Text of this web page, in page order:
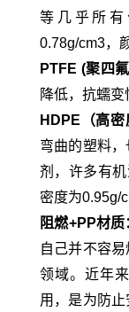
等几乎所
0.78g/cm3，
PTFE (聚四
降低，抗蠕
HDPE （高
弯曲的塑料
剂，许多有
密度为0.95g/
阻燃+PP材质
自己并不容
领域。近年
用，是为防